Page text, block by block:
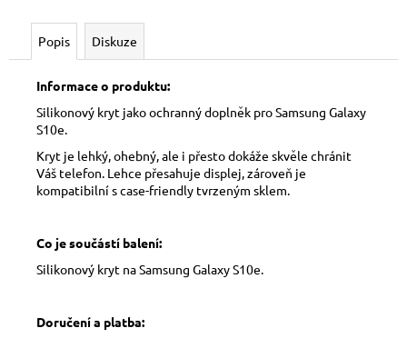
Popis Diskuze
Informace o produktu:
Silikonový kryt jako ochranný doplněk pro Samsung Galaxy
S10e.
Kryt je lehký, ohebný, ale i přesto dokáže skvěle chránit
Váš telefon. Lehce přesahuje displej, zároveň je
kompatibilní s case-friendly tvrzeným sklem.
Co je součástí balení:
Silikonový kryt na Samsung Galaxy S10e.
Doručení a platba: